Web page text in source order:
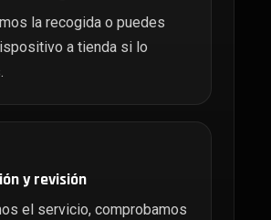
la recogida o puedes
a tienda si lo
y revisión
el servicio, comprobamos